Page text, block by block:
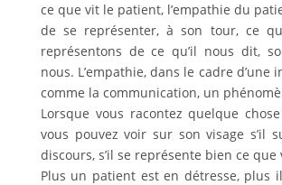
ce que vit le patient, l’empathie du
de se représenter, à son tour, ce
représentons de ce qu’il nous dit,
nous. L’empathie, dans le cadre d’une
comme la communication, un
Lorsque vous racontez quelque
vous pouvez voir sur son visage s’il
discours, s’il se représente bien ce
Plus un patient est en détresse, plus